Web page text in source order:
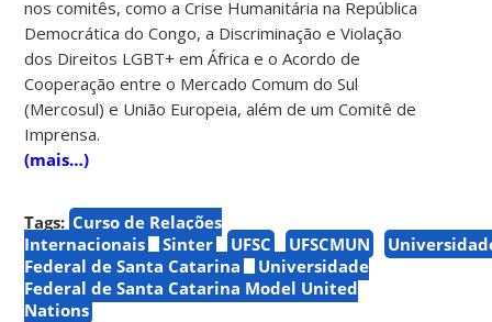
nos comitês, como aCrise Humanitária na República
Democrática do Congo, a Discriminação e Violação
dos Direitos LGBT+ em África e o Acordo de
Cooperação entre o Mercado Comum do Sul
(Mercosul) e União Europeia, além de um Comitê de
Imprensa.
(mais…)
Tags: Curso de Relações
Internacionais
Sinter UFSC UFSCMUN
Federal de Santa Catarina
Universidade
Federal de Santa Catarina Model United
Nations